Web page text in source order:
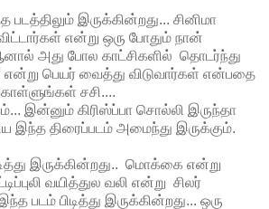
இருக்கின்றது... சினிமா
என்று ஒரு போதும் நான்
அது போல காட்சிகளில் தொடர்ந்து
என்று பெயர் வைத்து விடுவார்கள் என்பதை
சசி....
இன்னும் கிரிஸ்ப்பா சொல்லி இருந்தா
இந்த திரைப்படம் அமைந்து இருக்கும்.
இருக்கின்றது.. மொக்கை என்று
வயித்துல வலி என்று சிலர்
படம் பிடித்து இருக்கின்றது... ஒரு